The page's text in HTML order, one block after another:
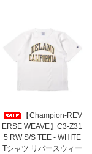
【Champion-REV
ERSE WEAVE】C3-Z31
5 RW S/S TEE - WHITE
Tシャツ リバースウィー